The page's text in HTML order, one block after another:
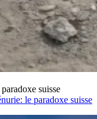
suisse
le paradoxe suisse